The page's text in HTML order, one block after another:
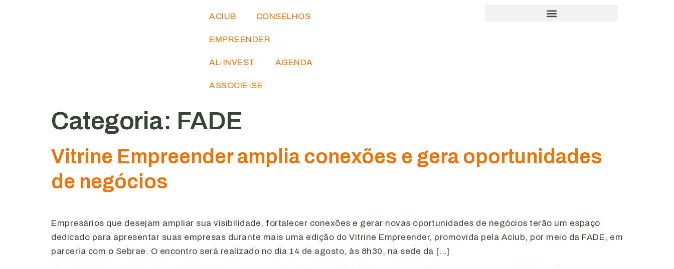
ACIUB CONSELHOS
EMPREENDER
AL-INVEST AGENDA
ASSOCIE-SE
Categoria: FADE
Vitrine Empreender amplia conexões e gera oportunidades
de negócios
Empresários que desejam ampliar sua visibilidade, fortalecer conexões e gerar novas oportunidades de negócios terão um espaço
dedicado para apresentar suas empresas durante mais uma edição do Vitrine Empreender, promovida pela Aciub, por meio da FADE, em
parceria com o Sebrae. O encontro será realizado no dia 14 de agosto, às 8h30, na sede da […]